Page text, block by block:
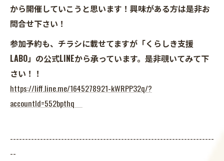
から開催していこうと思います！興味がある方は是非お
問合せ下さい！
参加予約も、チラシに載せてますが「くらしき支援
LABO」の公式LINEから承っています。是非覗いてみて下
さい！！
https://liff.line.me/1645278921-kWRPP32q/?
accountId=552bpthq
--------------------------------------------------------------------
--